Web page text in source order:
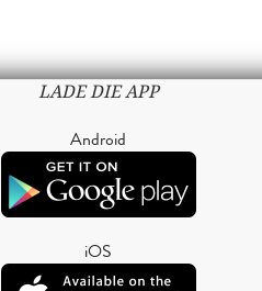
LADE DIE APP
Android
iOS